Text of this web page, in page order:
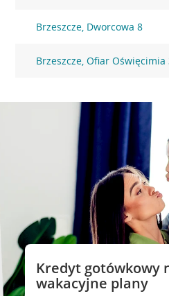
Brzeszcze, Dworcowa 8
Brzeszcze, Ofiar Oświęcimia
Kredyt gotówkowy
wakacyjne plany